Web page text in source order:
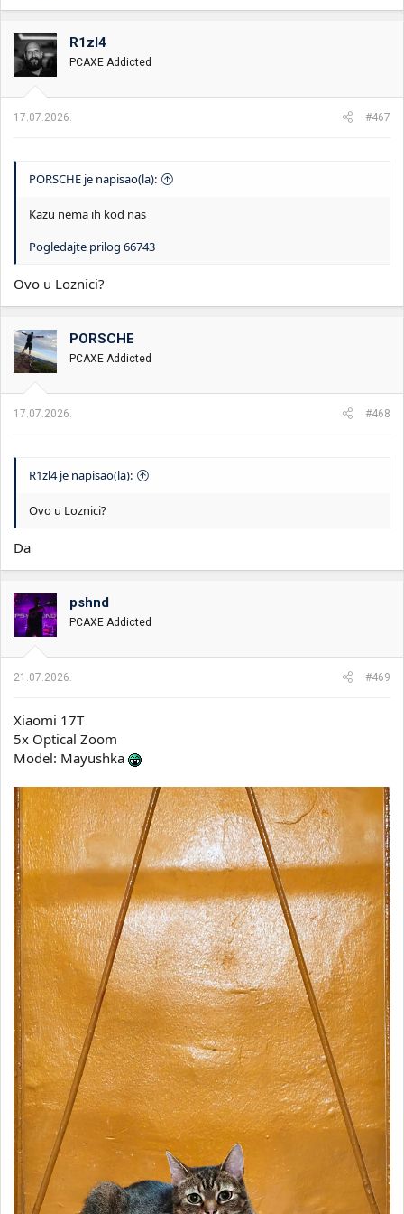
a
o
v
n
j
:
R1zl4
PCAXE Addicted
17.07.2026. #467
PORSCHE je napisao(la):
Kazu nema ih kod nas
Pogledajte prilog 66743
Ovo u Loznici?
PORSCHE
PCAXE Addicted
17.07.2026. #468
R1zl4 je napisao(la):
Ovo u Loznici?
Da
pshnd
PCAXE Addicted
21.07.2026. #469
Xiaomi 17T
5x Optical Zoom
Model: Mayushka